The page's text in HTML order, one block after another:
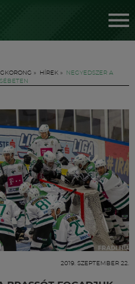
» HÍREK »
NEGYEDSZER A
2019. SZEPTEMBER 22.